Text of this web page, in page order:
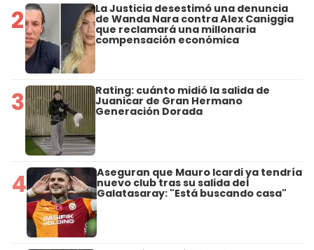
2 La Justicia desestimó una denuncia
de Wanda Nara contra Alex Caniggia
que reclamará una millonaria
compensación económica
3 Rating: cuánto midió la salida de
Juanicar de Gran Hermano
Generación Dorada
4 Aseguran que Mauro Icardi ya tendría
nuevo club tras su salida del
Galatasaray: "Está buscando casa"